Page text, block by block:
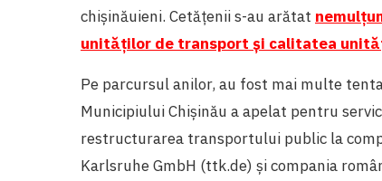
chișinăuieni. Cetățenii s-au arătat
unităților de transport și calitatea
Pe parcursul anilor, au fost mai multe
Municipiului Chișinău a apelat pentru
restructurarea transportului public la
Karlsruhe GmbH (ttk.de) și compania